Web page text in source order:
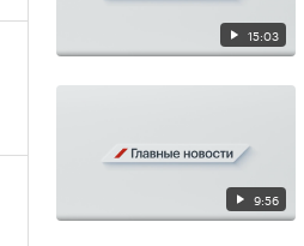
15:03
9:56